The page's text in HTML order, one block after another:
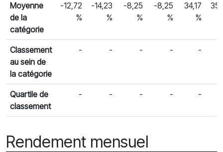
Moyenne
de la
catégorie
-12,72
%
-14,23
%
-8,25
%
-8,25
%
34,17
%
Classement
au sein de
la catégorie
- - - - -
Quartile de
classement
- - - - -
Rendement mensuel